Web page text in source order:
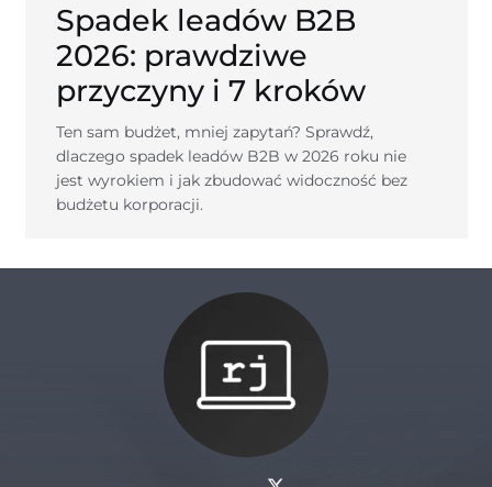
Spadek leadów B2B
2026: prawdziwe
przyczyny i 7 kroków
Ten sam budżet, mniej zapytań? Sprawdź,
dlaczego spadek leadów B2B w 2026 roku nie
jest wyrokiem i jak zbudować widoczność bez
budżetu korporacji.